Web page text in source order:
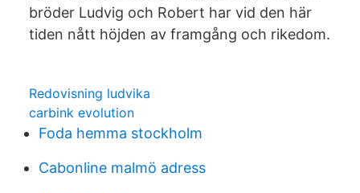
bröder Ludvig och Robert har vid den här
tiden nått höjden av framgång och rikedom.
Redovisning ludvika
carbink evolution
Foda hemma stockholm
Cabonline malmö adress